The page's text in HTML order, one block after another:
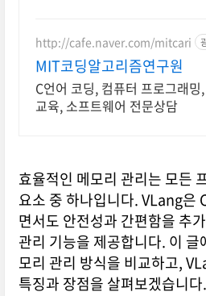
http://cafe.naver.com/mitcari
MIT코딩알고리즘연구원
C언어 코딩, 컴퓨터 프로그래
교육, 소프트웨어 전문상담
효율적인 메모리 관리는 모든
요소 중 하나입니다. VLang은
면서도 안전성과 간편함을 추
관리 기능을 제공합니다. 이
모리 관리 방식을 비교하고,
특징과 장점을 살펴보겠습니다.